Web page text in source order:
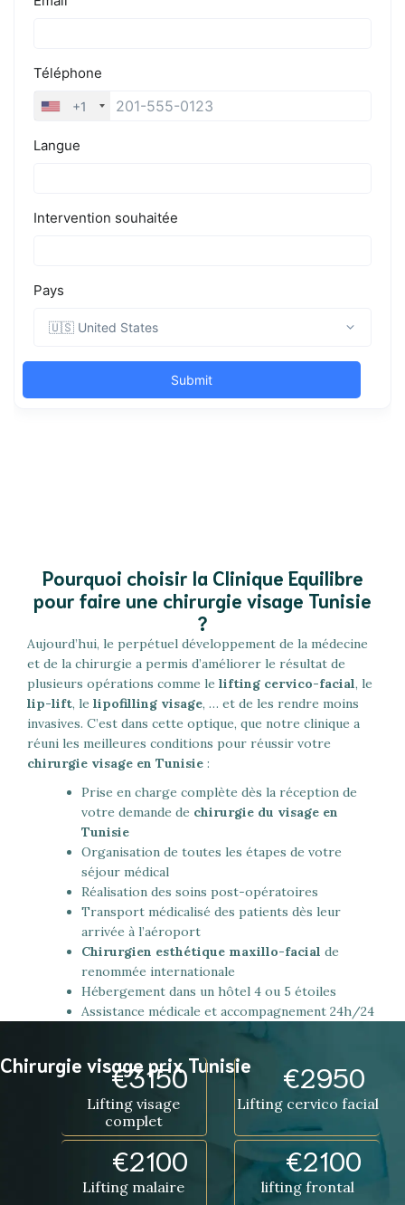
Pourquoi choisir la Clinique Equilibre
pour faire une chirurgie visage Tunisie
?
Aujourd’hui, le perpétuel développement de la médecine
et de la chirurgie a permis d’améliorer le résultat de
plusieurs opérations comme le lifting cervico-facial, le
lip-lift, le lipofilling visage, … et de les rendre moins
invasives. C’est dans cette optique, que notre clinique a
réuni les meilleures conditions pour réussir votre
chirurgie visage en Tunisie :
Prise en charge complète dès la réception de
votre demande de chirurgie du visage en
Tunisie
Organisation de toutes les étapes de votre
séjour médical
Réalisation des soins post-opératoires
Transport médicalisé des patients dès leur
arrivée à l’aéroport
Chirurgien esthétique maxillo-facial de
renommée internationale
Hébergement dans un hôtel 4 ou 5 étoiles
Assistance médicale et accompagnement 24h/24
Chirurgie visage prix Tunisie
€3150
Lifting visage
complet
€2950
Lifting cervico facial
€2100
Lifting malaire
€2100
lifting frontal